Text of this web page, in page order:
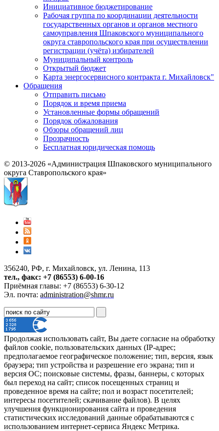
Инициативное бюджетирование
Рабочая группа по координации деятельности
государственных органов и органов местного
самоуправления Шпаковского муниципального
округа ставропольского края при осуществлении
регистрации (учёта) избирателей
Муниципальный контроль
Открытый бюджет
Карта энергосервисного контракта г. Михайловск"
Обращения
Отправить письмо
Порядок и время приема
Установленные формы обращений
Порядок обжалования
Обзоры обращений лиц
Прозрачность
Бесплатная юридическая помощь
© 2013-2026 «Администрация Шпаковского муниципального
округа Ставропольского края»
356240, РФ, г. Михайловск, ул. Ленина, 113
тел., факс: +7 (86553) 6-00-16
Приёмная главы: +7 (86553) 6-30-12
Эл. почта: administration@shmr.ru
Продолжая использовать сайт, Вы даете согласие на обработку
файлов cookie, пользовательских данных (IP-адрес;
предполагаемое географическое положение; тип, версия, язык
браузера; тип устройства и разрешение его экрана; тип и
версия ОС; поисковые системы, фразы, баннеры, с которых
был переход на сайт; список посещенных страниц и
проведенное время на сайте; пол и возраст посетителей;
интересы посетителей; скачивание файлов). В целях
улучшения функционирования сайта и проведения
статистических исследований данные обрабатываются с
использованием интернет-сервиса Яндекс Метрика.